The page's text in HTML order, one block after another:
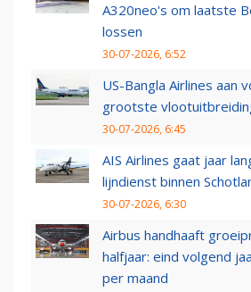
A320neo's om laatste
lossen
30-07-2026, 6:52
US-Bangla Airlines aan
grootste
30-07-2026, 6:45
AIS Airlines gaat jaar
lijndienst binnen
30-07-2026, 6:30
Airbus handhaaft
halfjaar: eind volgend
per maand